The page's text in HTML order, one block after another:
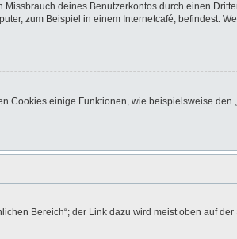
deines Benutzerkontos durch einen
zum Beispiel in einem Internetcafé, befindest.
einige Funktionen, wie beispielsweise den
Bereich“; der Link dazu wird meist oben auf